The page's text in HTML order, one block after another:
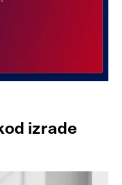
izrade